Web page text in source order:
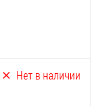
Нет в наличии